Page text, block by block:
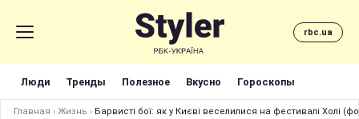
rbc.ua
Люди Тренды Полезное Вкусно Гороскопы
Главная › Жизнь › Барвисті бої: як у Києві веселилися на фестивалі Холі